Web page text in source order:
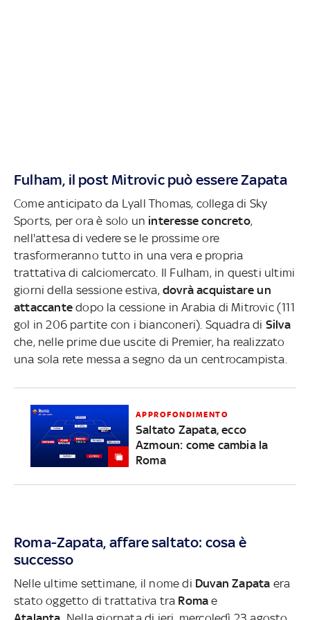
Fulham, il post Mitrovic può essere Zapata
Come anticipato da Lyall Thomas, collega di Sky
Sports, per ora è solo un interesse concreto,
nell'attesa di vedere se le prossime ore
trasformeranno tutto in una vera e propria
trattativa di calciomercato. Il Fulham, in questi ultimi
giorni della sessione estiva, dovrà acquistare un
attaccante dopo la cessione in Arabia di Mitrovic (111
gol in 206 partite con i bianconeri). Squadra di Silva
che, nelle prime due uscite di Premier, ha realizzato
una sola rete messa a segno da un centrocampista.
APPROFONDIMENTO
Saltato Zapata, ecco
Azmoun: come cambia la
Roma
Roma-Zapata, affare saltato: cosa è
successo
Nelle ultime settimane, il nome di Duvan Zapata era
stato oggetto di trattativa tra Romae